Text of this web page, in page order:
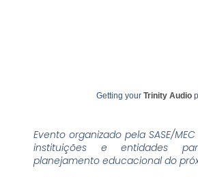
Getting your Trinity Audio
Evento organizado pela SASE/
instituições e entidades
planejamento educacional do